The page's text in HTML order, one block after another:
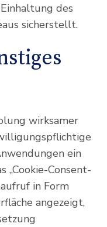
des
sicherstellt.
wirksamer
ein
„Cookie-Consent-
in Form
angezeigt,